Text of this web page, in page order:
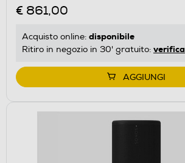
€ 861,00
Acquisto online: disponibile
Ritiro in negozio in 30' gratuito: verifica
AGGIUNGI